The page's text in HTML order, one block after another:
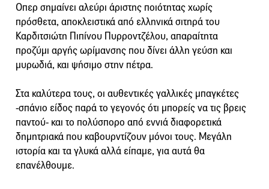
Οπερ σημαίνει αλεύρι άριστης ποιότητας χωρίς
πρόσθετα, αποκλειστικά από ελληνικά σιτηρά του
Καρδιτσιώτη Πιπίνου Πυρροντζέλου, απαραίτητα
προζύμι αργής ωρίμανσης που δίνει άλλη γεύση και
μυρωδιά, και ψήσιμο στην πέτρα.
Στα καλύτερα τους, οι αυθεντικές γαλλικές μπαγκέτες
-σπάνιο είδος παρά το γεγονός ότι μπορείς να τις βρεις
παντού- και το πολύσπορο από εννιά διαφορετικά
δημητριακά που καβουρντίζουν μόνοι τους. Μεγάλη
ιστορία και τα γλυκά αλλά είπαμε, για αυτά θα
επανέλθουμε.